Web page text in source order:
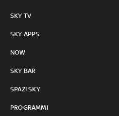
SKY TV
SKY APPS
NOW
SKY BAR
SPAZI SKY
PROGRAMMI